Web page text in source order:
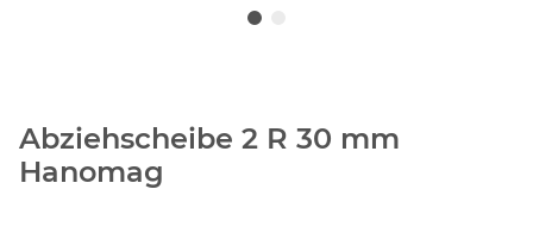
Abziehscheibe 2 R 30 mm
Hanomag